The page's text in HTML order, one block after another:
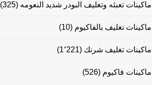
ماكينات تعبئه وتغليف البودر شديد النعومه (325)
ماكينات تغليف بالفاكيوم (10)
ماكينات تغليف شرنك (1٬221)
ماكينات فاكيوم (526)